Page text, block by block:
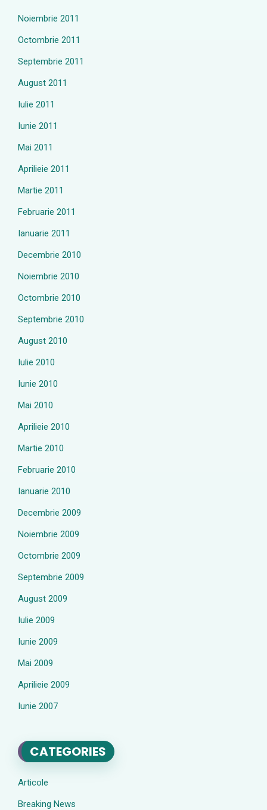
Noiembrie 2011
Octombrie 2011
Septembrie 2011
August 2011
Iulie 2011
Iunie 2011
Mai 2011
Aprilieie 2011
Martie 2011
Februarie 2011
Ianuarie 2011
Decembrie 2010
Noiembrie 2010
Octombrie 2010
Septembrie 2010
August 2010
Iulie 2010
Iunie 2010
Mai 2010
Aprilieie 2010
Martie 2010
Februarie 2010
Ianuarie 2010
Decembrie 2009
Noiembrie 2009
Octombrie 2009
Septembrie 2009
August 2009
Iulie 2009
Iunie 2009
Mai 2009
Aprilieie 2009
Iunie 2007
CATEGORIES
Articole
Breaking News